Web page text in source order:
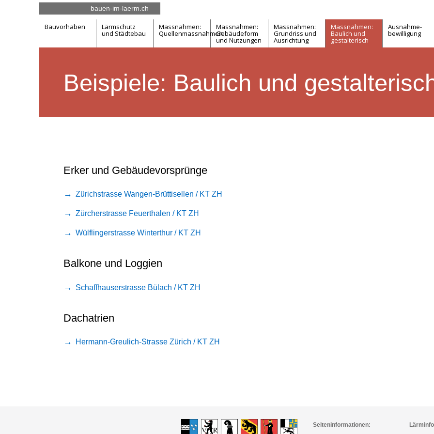
bauen-im-laerm.ch
Bauvorhaben Lärmschutz
und Städtebau
Massnahmen:
Quellen­­massnahmen
Massnahmen:
Gebäudeform
und Nutzungen
Massnahmen:
Grundriss und
Ausrichtung
Massnahmen:
Baulich und
gestalterisch
Ausnahme-
­­­bewilligung
Beispiele: Baulich und
Erker und Gebäudevorsprünge
Zürichstrasse Wangen-Brüttisellen / KT ZH
Zürcherstrasse Feuerthalen / KT ZH
Wülflingerstrasse Winterthur / KT ZH
Balkone und Loggien
Schaffhauserstrasse Bülach / KT ZH
Dachatrien
Hermann-Greulich-Strasse Zürich / KT ZH
Seiteninformationen: